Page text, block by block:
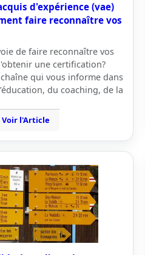
d'expérience (vae)
faire reconnaître vos
de faire reconnaître vos
une certification?
qui vous informe dans
du coaching, de la
Voir l'Article